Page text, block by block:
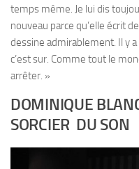
temps même. Je lui dis
nouveau parce qu’elle écrit
dessine admirablement. Il y a
c’est sur. Comme tout le
arrêter. »
DOMINIQUE
SORCIER DU SON